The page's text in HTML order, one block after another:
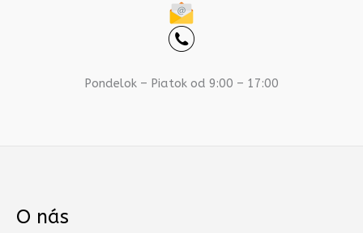
Pondelok – Piatok od 9:00 – 17:00
O nás